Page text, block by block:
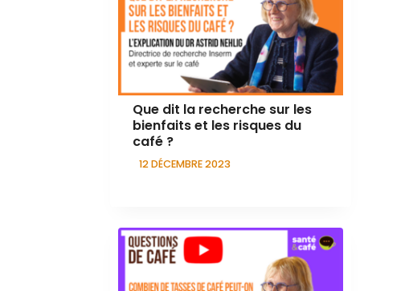
Que dit la recherche sur les
bienfaits et les risques du
café ?
12 DÉCEMBRE 2023